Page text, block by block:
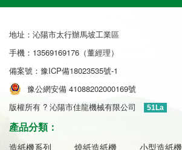
地址：沁陽市太行辦馬坡工業區
手機：13569169176（董經理）
備案號： 豫ICP備18023535號-1
豫公網安備 41088202000169號
版權所有 ? 沁陽市佳龍機械有限公司
51La
產品分類：
造紙機系列 燒紙造紙機 小型造紙機